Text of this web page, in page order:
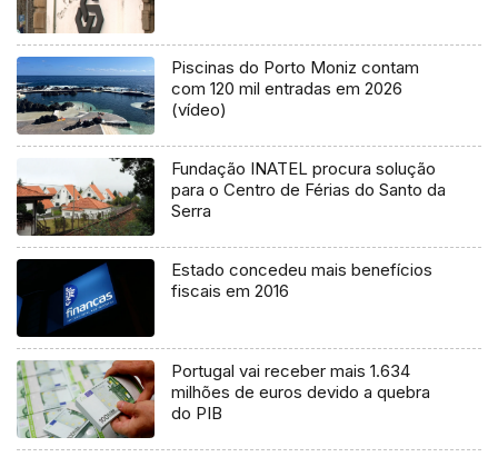
Piscinas do Porto Moniz contam
com 120 mil entradas em 2026
(vídeo)
Fundação INATEL procura solução
para o Centro de Férias do Santo da
Serra
Estado concedeu mais benefícios
fiscais em 2016
Portugal vai receber mais 1.634
milhões de euros devido a quebra
do PIB